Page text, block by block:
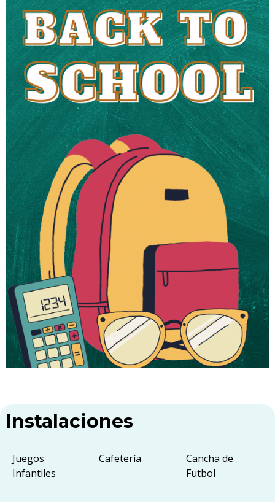
Instalaciones
Juegos
Infantiles
Cafetería
Cancha de
Futbol